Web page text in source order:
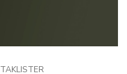
TAKLISTER